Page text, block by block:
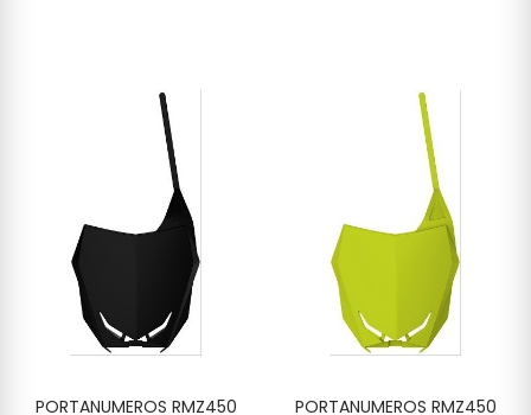
PORTANUMEROS RMZ450 PORTANUMEROS RMZ450